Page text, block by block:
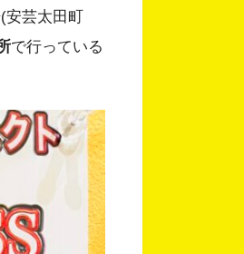
安芸太田町
で行っている